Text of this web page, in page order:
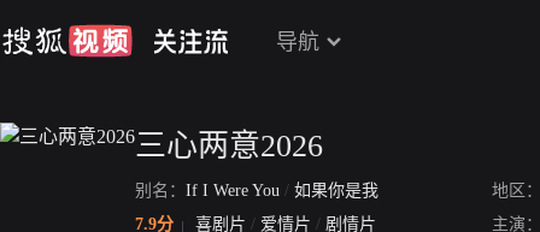
导航
三心两意2026
别名： If I Were You / 如果你是我
地区
7.9分
喜剧片 / 爱情片 / 剧情片
主演